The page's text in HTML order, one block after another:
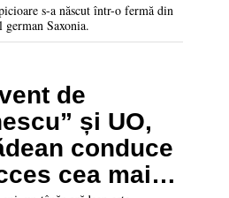
s-a născut într-o fermă din
Saxonia.
de
și UO,
conduce
cea mai